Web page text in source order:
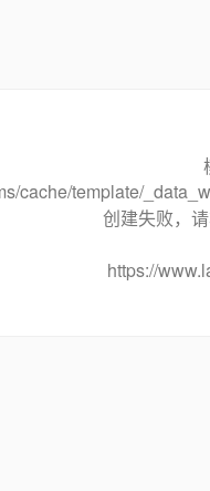
cache/template/
创建失败，
https://